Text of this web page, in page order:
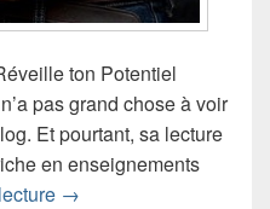
ton Potentiel
pas grand chose à voir
Et pourtant, sa lecture
en enseignements
Conseil lecture:
→